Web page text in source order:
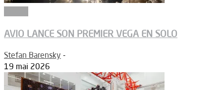
AVIO LANCE SON PREMIER VEGA EN SOLO
Stefan Barensky -
19 mai 2026